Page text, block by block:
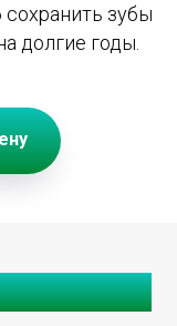
зубы
долгие годы.
гигиена